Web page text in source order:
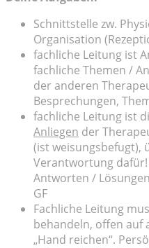
Schnittstelle zw.
Organisation
fachliche Leitung ist
fachliche Themen /
der anderen
Besprechungen,
fachliche Leitung ist
Anliegen der
(ist weisungsbefugt),
Verantwortung
Antworten /
GF
Fachliche Leitung
behandeln, offen auf
„Hand reichen“.